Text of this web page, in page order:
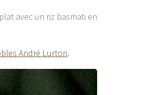
avec un riz basmati en
André Lurton.